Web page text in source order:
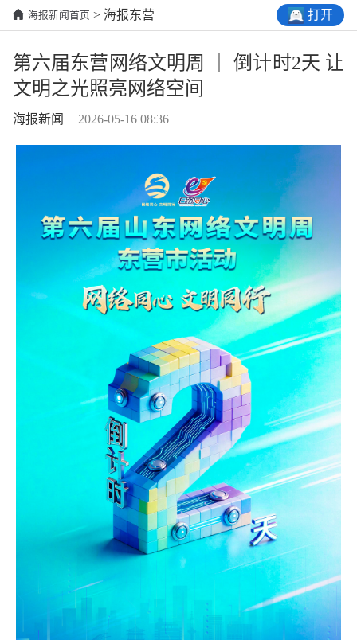
海报新闻首页 > 海报东营 打开
第六届东营网络文明周 ｜ 倒计时2天 让
文明之光照亮网络空间
海报新闻 2026-05-16 08:36